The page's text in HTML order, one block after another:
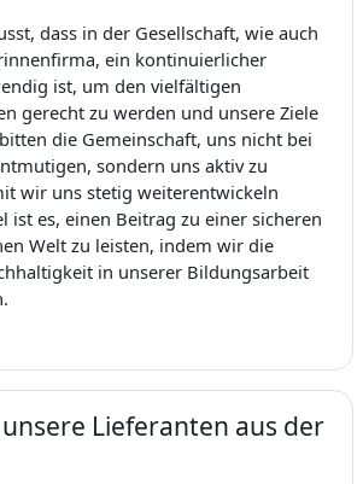
dass in der Gesellschaft, wie auch
ein kontinuierlicher
ist, um den vielfältigen
gerecht zu werden und unsere Ziele
die Gemeinschaft, uns nicht bei
sondern uns aktiv zu
wir uns stetig weiterentwickeln
ist es, einen Beitrag zu einer sicheren
Welt zu leisten, indem wir die
in unserer Bildungsarbeit
Lieferanten aus der